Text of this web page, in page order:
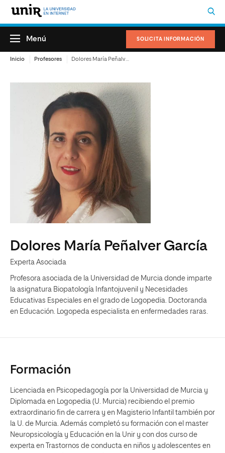
SOLICITA INFORMACIÓN
Menú
Inicio Profesores
Dolores María Peñalver García
Experta Asociada
Profesora asociada de la Universidad de Murcia donde imparte
la asignatura Biopatología Infantojuvenil y Necesidades
Educativas Especiales en el grado de Logopedia. Doctoranda
en Educación. Logopeda especialista en enfermedades raras.
Formación
Licenciada en Psicopedagogía por la Universidad de Murcia y
Diplomada en Logopedia (U. Murcia) recibiendo el premio
extraordinario fin de carrera y en Magisterio Infantil también por
la U. de Murcia. Además completó su formación con el master
Neuropsicología y Educación en la Unir y con dos curso de
experta en Trastornos de conducta en niños y adolescentes en